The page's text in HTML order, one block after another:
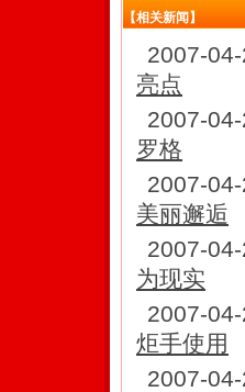
【相关新闻】
2007-
亮点
2007-
罗格
2007-
美丽邂逅
2007-
为现实
2007-
炬手使用
2007-